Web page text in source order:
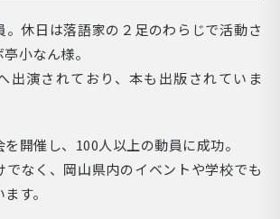
。休日は落語家の２足のわらじで活動さ
小なん様。
出演されており、本も出版されていま
開催し、100人以上の動員に成功。
でなく、岡山県内のイベントや学校でも
す。